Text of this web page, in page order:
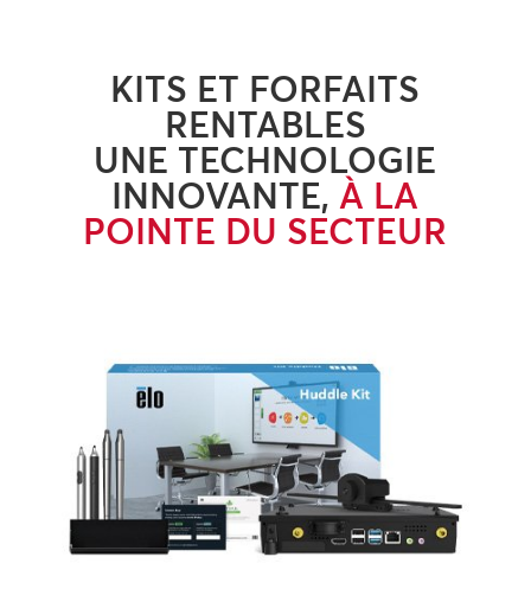
KITS ET FORFAITS
RENTABLES
UNE TECHNOLOGIE
INNOVANTE,À LA
POINTE DU SECTEUR